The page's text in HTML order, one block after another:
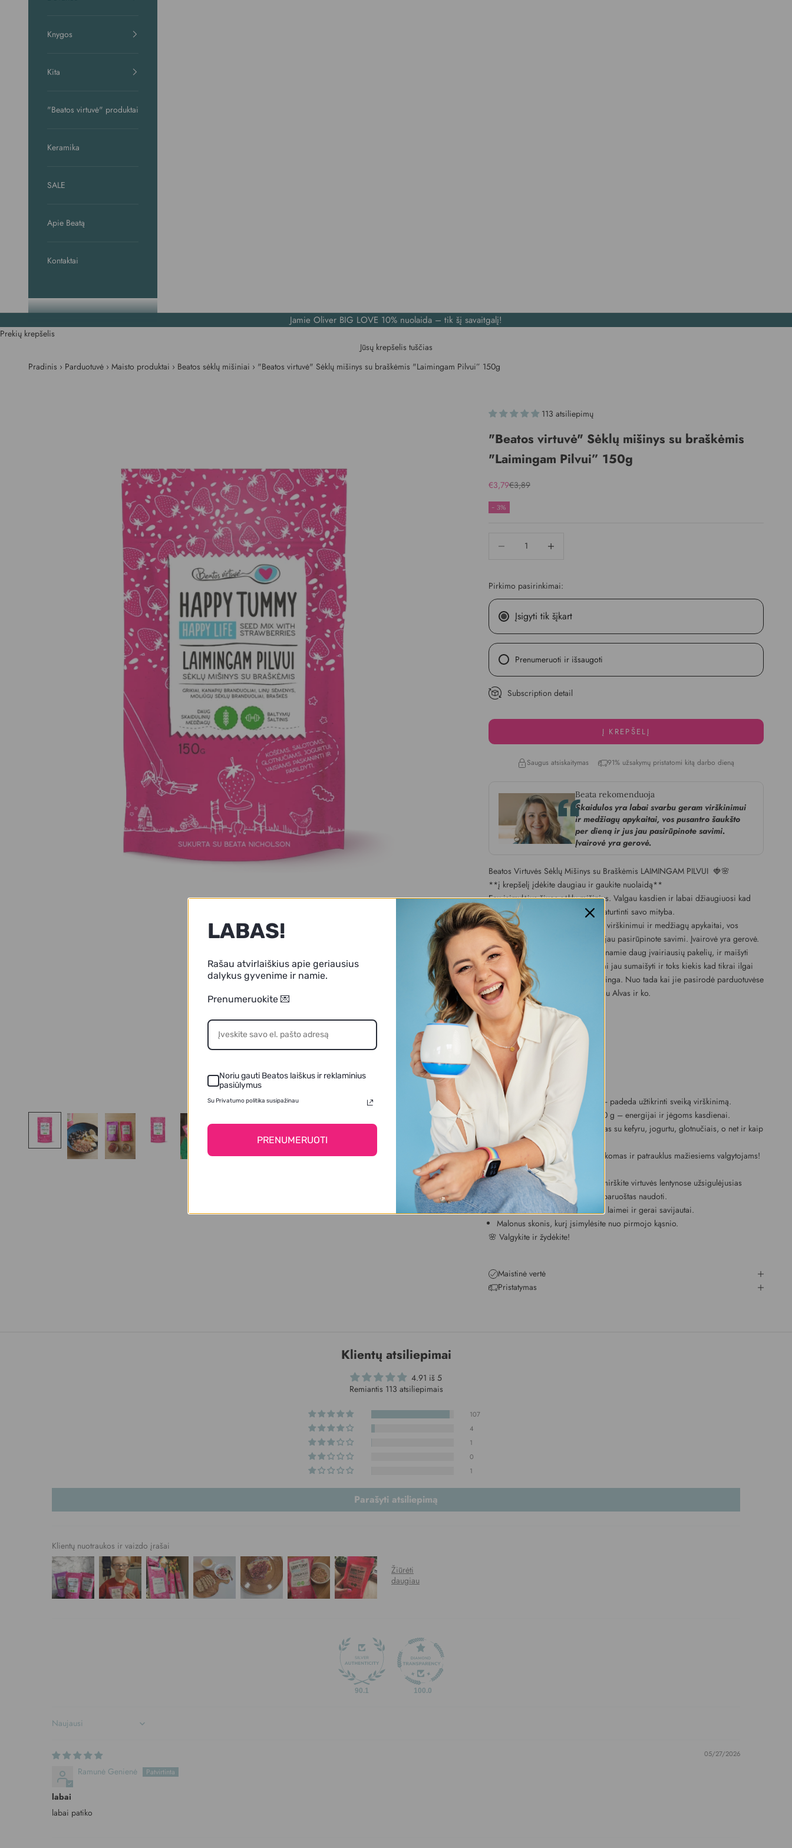
Knygos
Kita
"Beatos virtuvė" produktai
Keramika
SALE
Apie Beatą
Kontaktai
Jamie Oliver BIG LOVE 10% nuolaida – tik šį savaitgalį!
Prekių krepšelis
Jūsų krepšelis tuščias
Pradinis › Parduotuvė › Maisto produktai › Beatos sėklų mišiniai › "Beatos virtuvė" Sėklų mišinys su braškėmis "Laimingam Pilvui” 150g
113 atsiliepimų
"Beatos virtuvė" Sėklų mišinys su braškėmis
"Laimingam Pilvui” 150g
Kaina su nuolaida
€3,79Įprasta kaina
€3,89
- 3%
Pirkimo pasirinkimai:
Įsigyti tik šįkart
Prenumeruoti ir išsaugoti
Subscription detail
Į KREPŠELĮ
Saugus atsiskaitymas 91% užsakymų pristatomi kitą darbo dieną
Beata rekomenduoja
Skaidulos yra labai svarbu geram virškinimui
ir medžiagų apykaitai, vos pusantro šaukšto
per dieną ir jus jau pasirūpinote savimi.
Įvairovė yra gerovė.
Beatos Virtuvės Sėklų Mišinys su Braškėmis LAIMINGAM PILVUI 🍓🌸
**į krepšelį įdėkite daugiau ir gaukite nuolaidą**
Esu įsimylėjus šiuos sėklų mišinius. Valgau kasdien ir labai džiaugiuosi kad
visi galime jų paragauti ir taip praturtinti savo mityba.
Skaidulos yra labai svarbu geram virškinimui ir medžiagų apykaitai, vos
pusantro šaukšto per dieną ir jus jau pasirūpinote savimi. Įvairovė yra gerovė.
Ir svarbiausia kad nereikia kaupti namie daug įvairiausių pakelių, ir maišyti
sėklų atskirai, viskas labai patogiai jau sumaišyti ir toks kiekis kad tikrai ilgai
neužsistovės. Traškų, skanu, maistinga. Nuo tada kai jie pasirodė parduotuvėse
valgau kasdien. Pagaminta kartu su Alvas ir ko.
Sudedamosios dalys:
🌾 Grikiai
🌿 Kanapių branduoliai
🌱 Linų sėmenys
🎃 Moliūgų sėklų branduoliai
🍓 Džiovintos braškės (10%)
Privalumai:
Daug skaidulų:
8.7 g / 100 g – padeda užtikrinti sveiką virškinimą.
Augaliniai baltymai:
22 g / 100 g – energijai ir jėgoms kasdienai.
Universalus naudojimas:
Tobulas su kefyru, jogurtu, glotnučiais, o net ir kaip
priedas prie sumuštinių.
✅Vaikų pamėgtas:Lengvai pritaikomas ir patrauklus mažiesiems valgytojams!
Kodėl verta rinktis?
Šviežumas ir praktiškumas: pamirškite virtuvės lentynose užsigulėjusias
pakuotes – šis mišinys visada paruoštas naudoti.
Subalansuota sudėtis jūsų pilvo laimei ir gerai savijautai.
Malonus skonis, kurį įsimylėsite nuo pirmojo kąsnio.
🌸 Valgykite ir žydėkite!
Maistinė vertė
Pristatymas
Klientų atsiliepimai
4.91 iš 5
Remiantis 113 atsiliepimais
107
4
1
0
1
Parašyti atsiliepimą
Klientų nuotraukos ir vaizdo įrašai
90.1 100.0
Sort by
05/27/2026
Ramunė Genienė
labai
labai patiko
LABAS!
Rašau atvirlaiškius apie geriausius
dalykus gyvenime ir namie.
Prenumeruokite 💌
Noriu gauti Beatos laiškus ir reklaminius
pasiūlymus
Su Privatumo politika susipažinau
PRENUMERUOTI